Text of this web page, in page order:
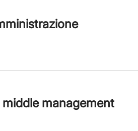
management